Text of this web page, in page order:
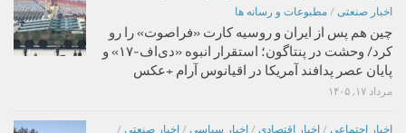
اخبار صنعتی / مطبوعات و رسانه ها
چین هم پس از ایران و روسیه کارت «فراصوت» را رو
کرد/ وحشت در پنتاگون؛ استقرار انبوه «دی‌اف‑۱۷» و
پایان عصر پدافند آمریکا در اقیانوس آرام +عکس
مرداد ۱۷, ۱۴۰۵
اخبار اجتماعی / اخبار اقتصادی / اخبار سیاسی / اخبار صنعتی /